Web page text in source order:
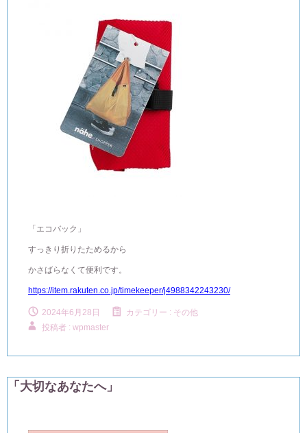
「エコバック」
すっきり折りたためるから
かさばらなくて便利です。
https://item.rakuten.co.jp/timekeeper/j4988342243230/
2024年6月28日 カテゴリー : その他
投稿者 : wpmaster
「大切なあなたへ」